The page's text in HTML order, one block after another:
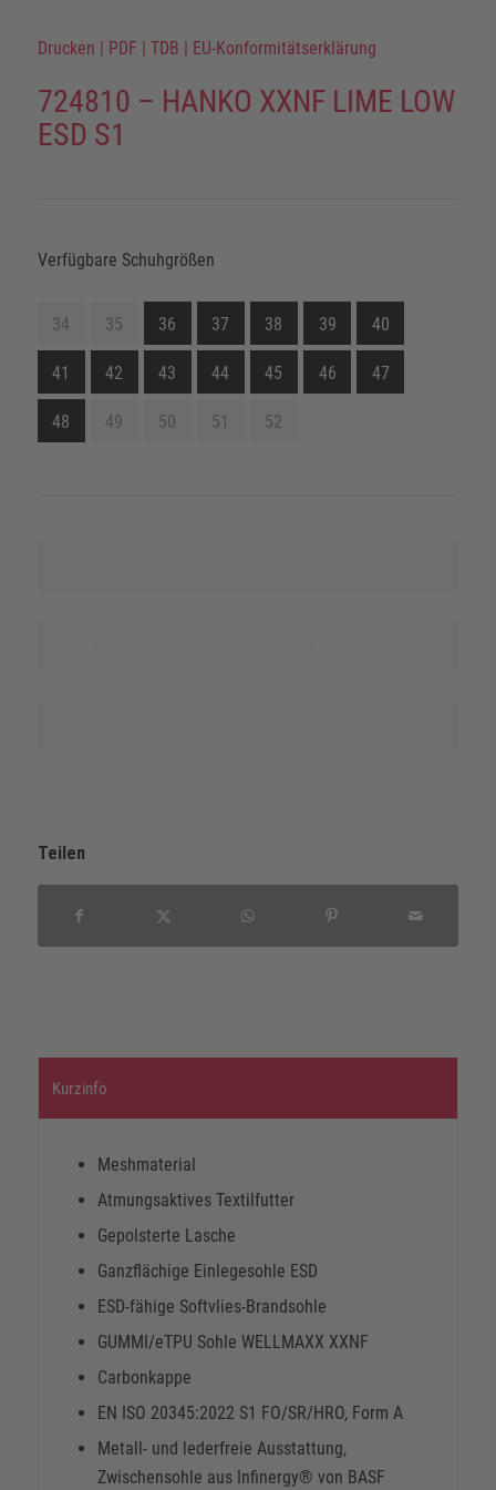
Drucken | PDF | TDB | EU-Konformitätserklärung
724810 – HANKO XXNF LIME LOW
ESD S1
Verfügbare Schuhgrößen
34 35 36 37 38 39 40
41 42 43 44 45 46 47
48 49 50 51 52
Teilen
Kurzinfo
Meshmaterial
Atmungsaktives Textilfutter
Gepolsterte Lasche
Ganzflächige Einlegesohle ESD
ESD-fähige Softvlies-Brandsohle
GUMMI/eTPU Sohle WELLMAXX XXNF
Carbonkappe
EN ISO 20345:2022 S1 FO/SR/HRO, Form A
Metall- und lederfreie Ausstattung,
Zwischensohle aus Infinergy® von BASF